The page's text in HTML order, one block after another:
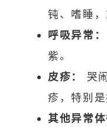
钝、嗜睡
呼吸异常：
紫。
皮疹：
哭
疹，特别
其他异常体